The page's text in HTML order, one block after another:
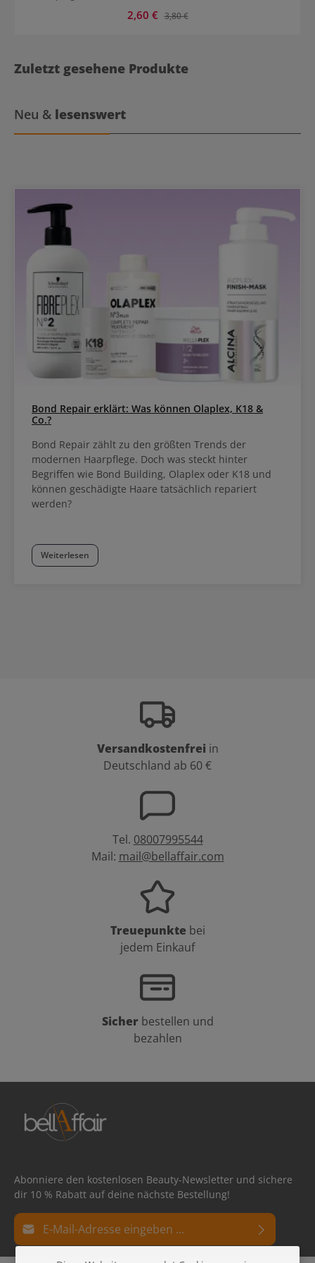
Verkaufspreis:
2,60 € Regulärer Preis:
3,80 €
Zuletzt gesehene Produkte
Neu & lesenswert
Bond Repair erklärt: Was können Olaplex, K18 &
Co.?
Bond Repair zählt zu den größten Trends der
modernen Haarpflege. Doch was steckt hinter
Begriffen wie Bond Building, Olaplex oder K18 und
können geschädigte Haare tatsächlich repariert
werden?
Weiterlesen
Versandkostenfrei in
Deutschland ab 60 €
Tel. 08007995544
Mail: mail@bellaffair.com
Treuepunkte bei
jedem Einkauf
Sicher bestellen und
bezahlen
Abonniere den kostenlosen Beauty-Newsletter und sichere
dir 10 % Rabatt auf deine nächste Bestellung!
E-Mail-Adresse*
Datenschutz